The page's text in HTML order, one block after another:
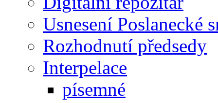
Usnesení Poslanecké
Rozhodnutí předsedy
Interpelace
písemné